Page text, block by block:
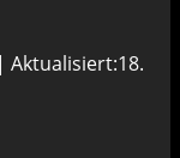
Aktualisiert:18.